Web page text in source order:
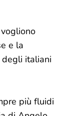
e la
italiani
più fluidi